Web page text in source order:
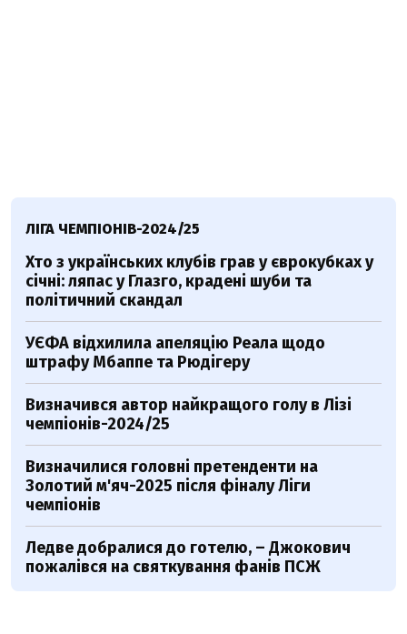
ЛІГА ЧЕМПІОНІВ-2024/25
Хто з українських клубів грав у єврокубках у
січні: ляпас у Глазго, крадені шуби та
політичний скандал
УЄФА відхилила апеляцію Реала щодо
штрафу Мбаппе та Рюдігеру
Визначився автор найкращого голу в Лізі
чемпіонів-2024/25
Визначилися головні претенденти на
Золотий м'яч-2025 після фіналу Ліги
чемпіонів
Ледве добралися до готелю, – Джокович
пожалівся на святкування фанів ПСЖ